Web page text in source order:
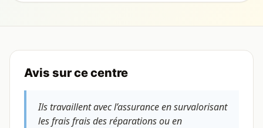
Avis sur ce centre
Ils travaillent avec l’assurance en survalorisant
les frais frais des réparations ou en